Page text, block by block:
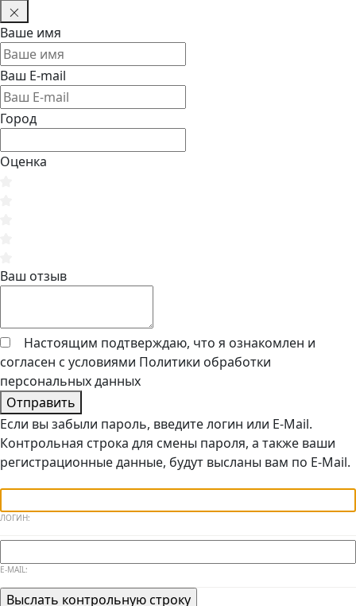
Ваше имя
Ваш E-mail
Город
Оценка
Ваш отзыв
Настоящим подтверждаю, что я ознакомлен и
согласен с условиями Политики обработки
персональных данных
Отправить
Если вы забыли пароль, введите логин или E-Mail.
Контрольная строка для смены пароля, а также ваши
регистрационные данные, будут высланы вам по E-Mail.
ЛОГИН:
E-MAIL: